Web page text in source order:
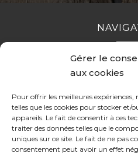
Gérer le
aux cookies
Pour offrir les meilleures
telles que les cookies pour stocker et/
appareils. Le fait de consentir à ces
traiter des données telles que le
uniques sur ce site. Le fait de ne pas
consentement peut avoir un effet
Contact